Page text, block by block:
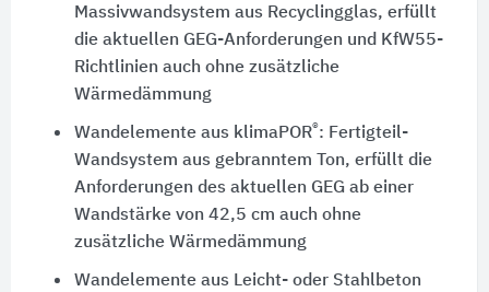
Massivwandsystem aus Recyclingglas, erfüllt
die aktuellen GEG-Anforderungen und KfW55-
Richtlinien auch ohne zusätzliche
Wärmedämmung
Wandelemente aus klimaPOR®: Fertigteil-
Wandsystem aus gebranntem Ton, erfüllt die
Anforderungen des aktuellen GEG ab einer
Wandstärke von 42,5 cm auch ohne
zusätzliche Wärmedämmung
Wandelemente aus Leicht- oder Stahlbeton